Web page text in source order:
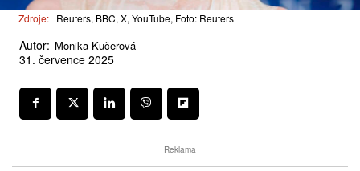
Zdroje: Reuters, BBC, X, YouTube, Foto: Reuters
Autor: Monika Kučerová
31. července 2025
Reklama